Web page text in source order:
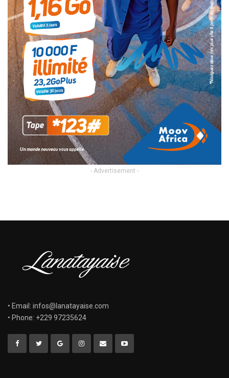
- Advertisement -
• Email: infos@lanatayaise.com
• Phone: +229 97235624